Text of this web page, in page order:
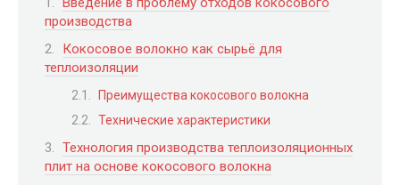
производства
Кокосовое волокно как сырьё для
теплоизоляции
Преимущества кокосового волокна
Технические характеристики
Технология производства теплоизоляционных
плит на основе кокосового волокна